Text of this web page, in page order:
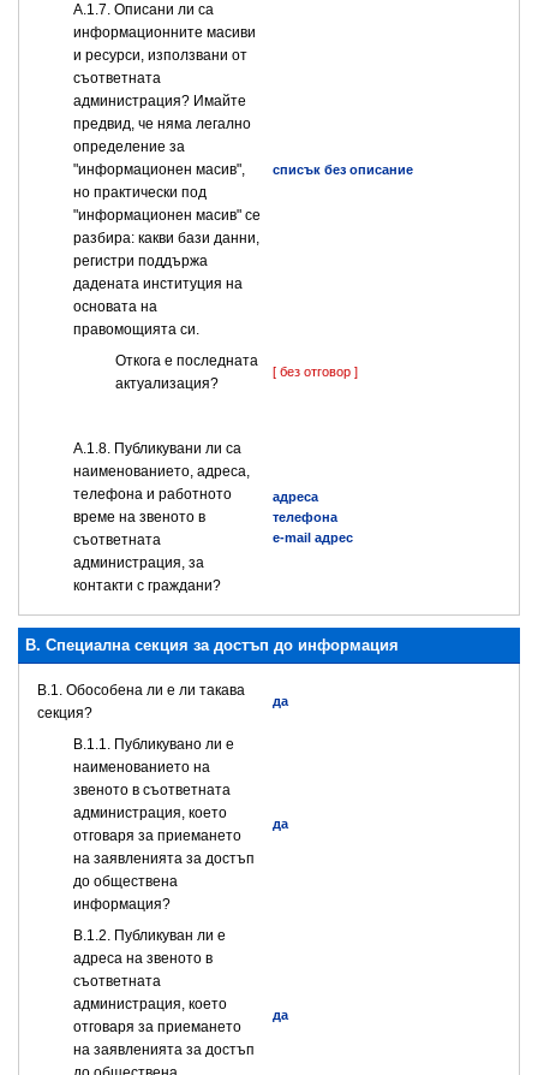
А.1.7. Описани ли са
информационните масиви
и ресурси, използвани от
съответната
администрация? Имайте
предвид, че няма легално
определение за
"информационен масив",
но практически под
"информационен масив" се
разбира: какви бази данни,
регистри поддържа
дадената институция на
основата на
правомощията си.
списък без описание
Откога е последната
актуализация?
[ без отговор ]
А.1.8. Публикувани ли са
наименованието, адреса,
телефона и работното
време на звеното в
съответната
администрация, за
контакти с граждани?
адреса
телефона
e-mail адрес
B. Специална секция за достъп до информация
В.1. Обособена ли е ли такава
секция?
да
В.1.1. Публикувано ли е
наименованието на
звеното в съответната
администрация, което
отговаря за приемането
на заявленията за достъп
до обществена
информация?
да
В.1.2. Публикуван ли е
адреса на звеното в
съответната
администрация, което
отговаря за приемането
на заявленията за достъп
да